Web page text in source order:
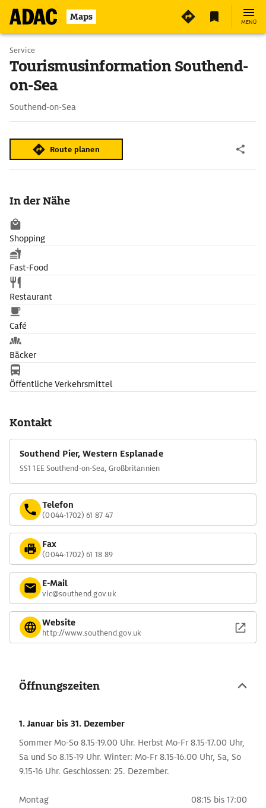
Maps MENÜ
Service
Tourismusinformation Southend-
on-Sea
Southend-on-Sea
Route planen
In der Nähe
Shopping
Fast-Food
Restaurant
Café
Bäcker
Öffentliche Verkehrsmittel
Kontakt
Southend Pier, Western Esplanade
SS1 1EE Southend-on-Sea, Großbritannien
Telefon
(0044-1702) 61 87 47
Fax
(0044-1702) 61 18 89
E-Mail
vic@southend.gov.uk
Website
http://www.southend.gov.uk
Öffnungszeiten
1. Januar bis 31. Dezember
Sommer Mo-So 8.15-19.00 Uhr. Herbst Mo-Fr 8.15-17.00 Uhr,
Sa und So 8.15-19 Uhr. Winter: Mo-Fr 8.15-16.00 Uhr, Sa, So
9.15-16 Uhr. Geschlossen: 25. Dezember.
Montag 08:15 bis 17:00